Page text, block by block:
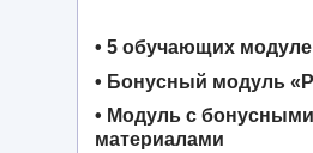
• Бонусный модуль
• Модуль с бонусными
материалами
• 5 обучающих